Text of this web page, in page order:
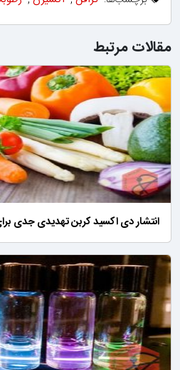
مقالات مرتبط
انتشار دی اکسید کربن تهدیدی جدی